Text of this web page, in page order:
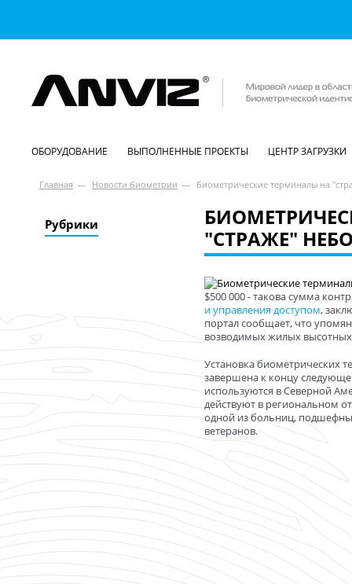
ОБОРУДОВАНИЕ ВЫПОЛНЕННЫЕ ПРОЕКТЫ ЦЕНТР ЗАГРУЗКИ
Главная — Новости биометрии — Биометрические терминалы на
Рубрики
"СТРАЖЕ"
$500 000 - такова сумма
и управления доступом,
портал сообщает, что
возводимых жилых
Установка биометрических
завершена к концу
используются в Северной
действуют в региональном
одной из больниц,
ветеранов.